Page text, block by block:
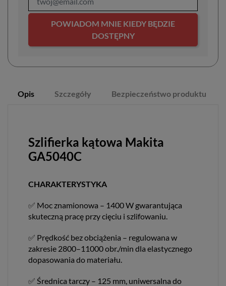
POWIADOM MNIE KIEDY BĘDZIE
DOSTĘPNY
Opis Szczegóły Bezpieczeństwo produktu
Szlifierka kątowa Makita
GA5040C
CHARAKTERYSTYKA
✅ Moc znamionowa – 1400 W gwarantująca
skuteczną pracę przy cięciu i szlifowaniu.
✅ Prędkość bez obciążenia – regulowana w
zakresie 2800–11000 obr./min dla elastycznego
dopasowania do materiału.
✅ Średnica tarczy – 125 mm, uniwersalna do